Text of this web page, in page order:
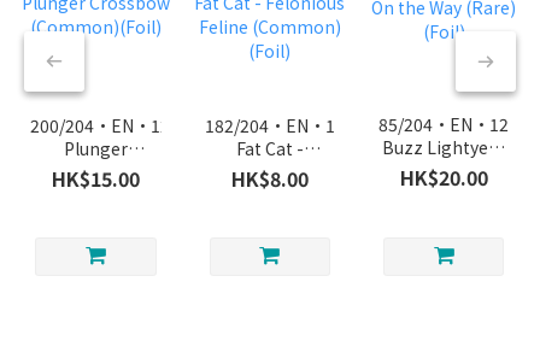
200/204·EN·12
Plunger
Crossbow
(Common)
HK$15.00
182/204·EN·12
Fat Cat -
Felonious
Feline
HK$8.00
85/204·EN·12
Buzz Lightyear
- On the Way
(Rare) (Foil)
HK$20.00